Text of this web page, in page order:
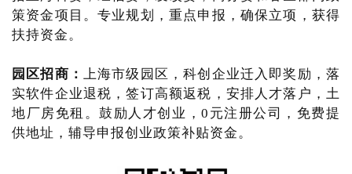
策资金项目。专业规划，重点申报，确保立项，获得
扶持资金。
园区招商： 上海市级园区，科创企业迁入即奖励，落
实软件企业退税，签订高额返税，安排人才落户，土
地厂房免租。鼓励人才创业，0元注册公司，免费提
供地址，辅导申报创业政策补贴资金。